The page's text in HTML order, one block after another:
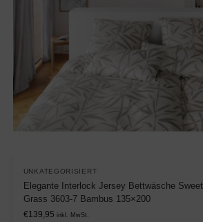
UNKATEGORISIERT
Elegante Interlock Jersey Bettwäsche Sweet
Grass 3603-7 Bambus 135×200
€139,95 inkl. MwSt.